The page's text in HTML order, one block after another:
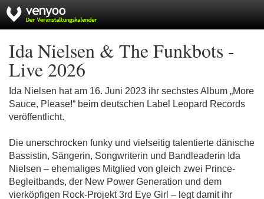
Ida Nielsen & The Funkbots -
Live 2026
Ida Nielsen hat am 16. Juni 2023 ihr sechstes Album „More
Sauce, Please!“ beim deutschen Label Leopard Records
veröffentlicht.
Die unerschrocken funky und vielseitig talentierte dänische
Bassistin, Sängerin, Songwriterin und Bandleaderin Ida
Nielsen – ehemaliges Mitglied von gleich zwei Prince-
Begleitbands, der New Power Generation und dem
vierköpfigen Rock-Projekt 3rd Eye Girl – legt damit ihr